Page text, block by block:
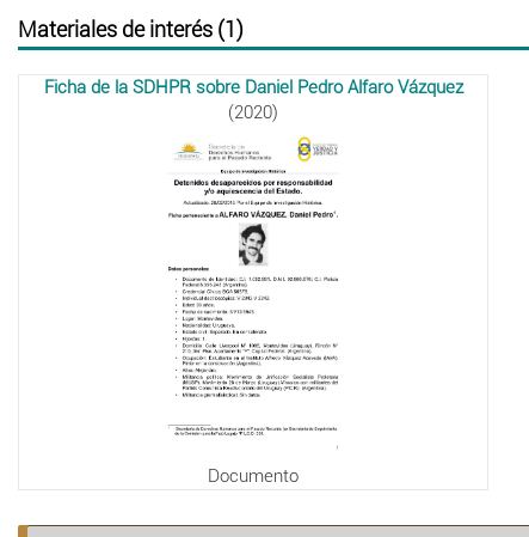
Materiales de interés (1)
Ficha de la SDHPR sobre Daniel Pedro Alfaro Vázquez
(2020)
Documento